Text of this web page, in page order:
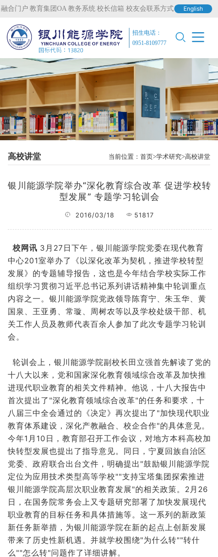
融合门户 教育集团OA 教务系统 校长信箱 校友会联系方式 English
招生电话：
0951-8109777
高校讲堂 当前位置：首页 学术研究 高校讲堂
银川能源学院举办“深化教育综合改革 促进学校转
型发展” 专题学习轮训会
2016/03/18 51817
校网讯 3月27日下午，银川能源学院党委在现代教育
中心201室举办了《以深化改革为契机，推进学校转型
发展》的专题辅导报告，这也是今年结合学校实际工作
组织学习贯彻习近平总书记系列讲话精神集中轮训重点
内容之一。银川能源学院党政领导陈育宁、朱玉华、黄
国泉、王亚勇、常璇、周树农等以及学校处级干部、机
关工作人员及教师代表百余人参加了此次专题学习轮训
会。
轮训会上，银川能源学院副校长田立强首先解读了党的
十八大以来，党和国家深化教育领域综合改革及加快推
进现代职业教育的相关文件精神。他说，十八大报告中
首次提出了"深化教育领域综合改革"的任务和要求，十
八届三中全会通过的《决定》再次提出了"加快现代职业
教育体系建设，深化产教融合、校企合作"的具体意见。
今年1月10日，教育部召开工作会议，对地方本科高校加
快转型发展也提出了指导意见。同日，宁夏回族自治区
党委、政府联合出台文件，明确提出"鼓励银川能源学院
定位为应用技术类型高等学校""支持宝塔集团探索推进
银川能源学院高层次职业教育发展"的相关政策。2月26
日，在国务院常务会上又专题研究部署了加快发展现代
职业教育的目标任务和具体措施等。这一系列的新政策
新任务新举措，为银川能源学院在新的起点上创新发展
带来了历史性新机遇。并就学校围绕"为什么转""转什
么""怎么转"问题作了详细讲解。